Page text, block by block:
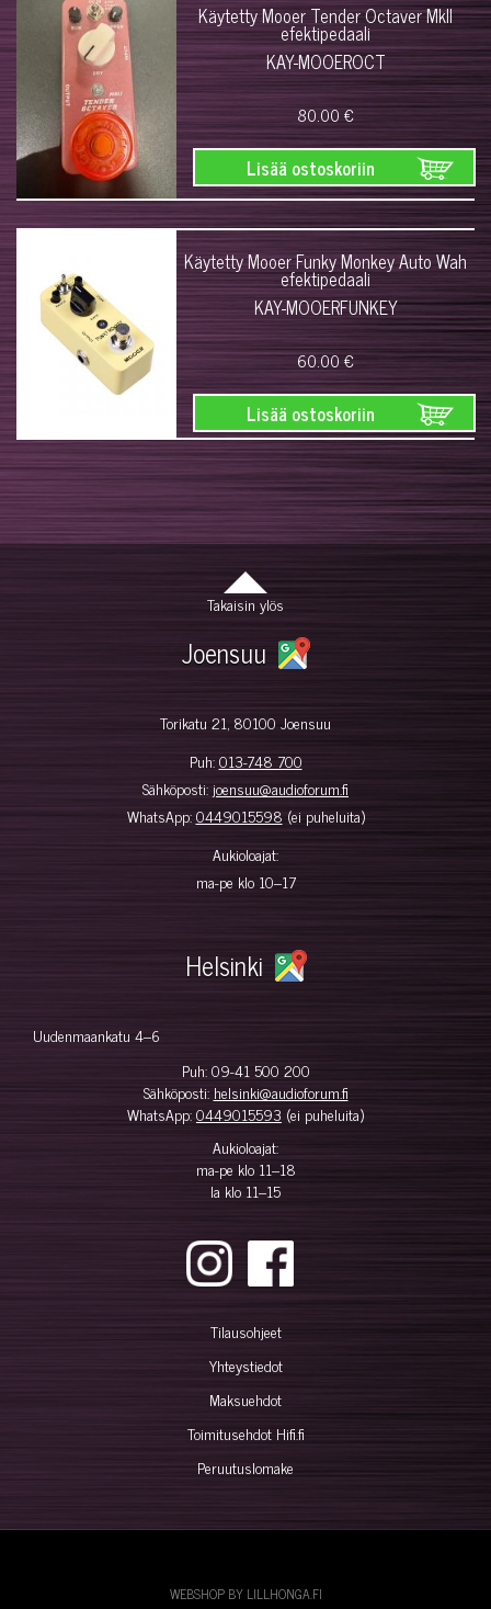
Käytetty Mooer Tender Octaver MkII
efektipedaali
KAY-MOOEROCT
80.00 €
Lisää ostoskoriin
Käytetty Mooer Funky Monkey Auto Wah
efektipedaali
KAY-MOOERFUNKEY
60.00 €
Lisää ostoskoriin
Takaisin ylös
Joensuu
Torikatu 21, 80100 Joensuu
Puh:013-748 700
Sähköposti: joensuu@audioforum.fi
WhatsApp:0449015598 (ei puheluita)
Aukioloajat:
ma-pe klo 10–17
Helsinki
Uudenmaankatu 4–6
Puh:09-41 500 200
Sähköposti: helsinki@audioforum.fi
WhatsApp:0449015593 (ei puheluita)
Aukioloajat:
ma-pe klo 11–18
la klo 11–15
Tilausohjeet
Yhteystiedot
Maksuehdot
Toimitusehdot Hifi.fi
Peruutuslomake
WEBSHOP BY LILLHONGA.FI